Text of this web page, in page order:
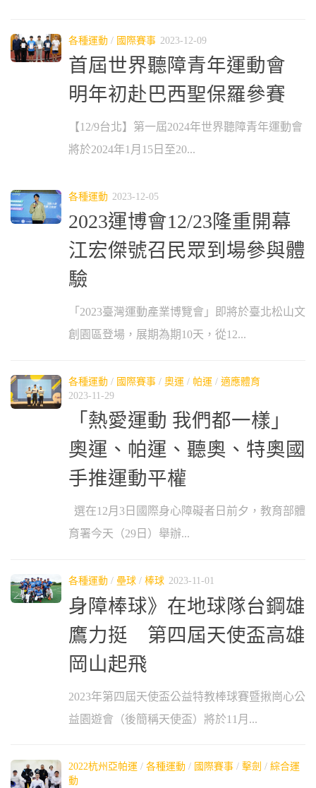
各種運動 / 國際賽事 2023-12-09
首屆世界聽障青年運動會
明年初赴巴西聖保羅參賽
【12/9台北】第一屆2024年世界聽障青年運動會
將於2024年1月15日至20...
各種運動 2023-12-05
2023運博會12/23隆重開幕
江宏傑號召民眾到場參與體
驗
「2023臺灣運動產業博覽會」即將於臺北松山文
創園區登場，展期為期10天，從12...
各種運動 / 國際賽事 / 奧運 / 帕運 / 適應體育
2023-11-29
「熱愛運動 我們都一樣」
奧運、帕運、聽奧、特奧國
手推運動平權
選在12月3日國際身心障礙者日前夕，教育部體
育署今天（29日）舉辦...
各種運動 / 壘球 / 棒球 2023-11-01
身障棒球》在地球隊台鋼雄
鷹力挺 第四屆天使盃高雄
岡山起飛
2023年第四屆天使盃公益特教棒球賽暨揪崗心公
益園遊會（後簡稱天使盃）將於11月...
2022杭州亞帕運 / 各種運動 / 國際賽事 / 擊劍 / 綜合運
動